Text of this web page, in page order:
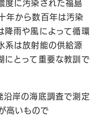
度に汚染された福島
年から数百年は汚染
降雨や風によって循環
系は放射能の供給源
にとって重要な教訓で
沿岸の海底調査で測定
高いもので